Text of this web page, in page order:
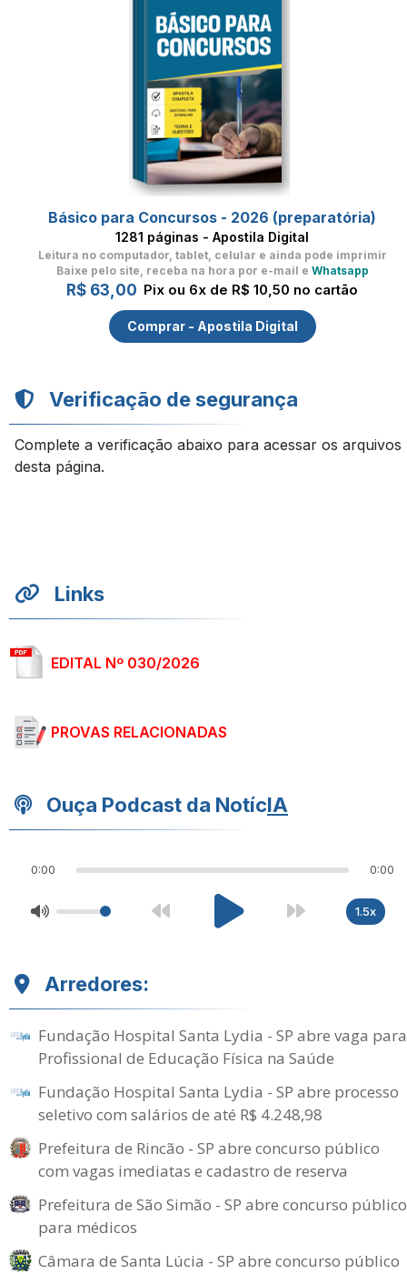
Básico para Concursos - 2026 (preparatória)
1281 páginas - Apostila Digital
Leitura no computador, tablet, celular e ainda pode imprimir
Baixe pelo site, receba na hora por e-mail e Whatsapp
R$ 63,00 Pix ou 6x de R$ 10,50 no cartão
Comprar - Apostila Digital
Verificação de segurança
Complete a verificação abaixo para acessar os arquivos
desta página.
Links
EDITAL Nº 030/2026
PROVAS RELACIONADAS
Ouça Podcast da NotícIA
0:00 0:00
1.5x
Arredores:
Fundação Hospital Santa Lydia - SP abre vaga para
Profissional de Educação Física na Saúde
Fundação Hospital Santa Lydia - SP abre processo
seletivo com salários de até R$ 4.248,98
Prefeitura de Rincão - SP abre concurso público
com vagas imediatas e cadastro de reserva
Prefeitura de São Simão - SP abre concurso público
para médicos
Câmara de Santa Lúcia - SP abre concurso público